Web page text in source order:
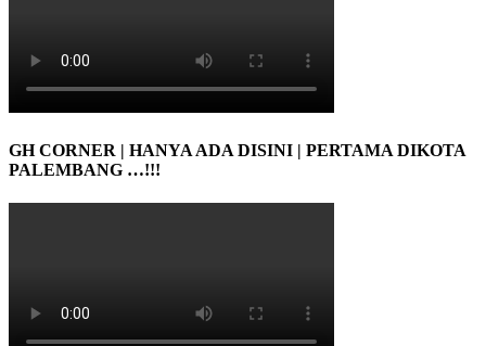
GH CORNER | HANYA ADA DISINI | PERTAMA DIKOTA
PALEMBANG …!!!